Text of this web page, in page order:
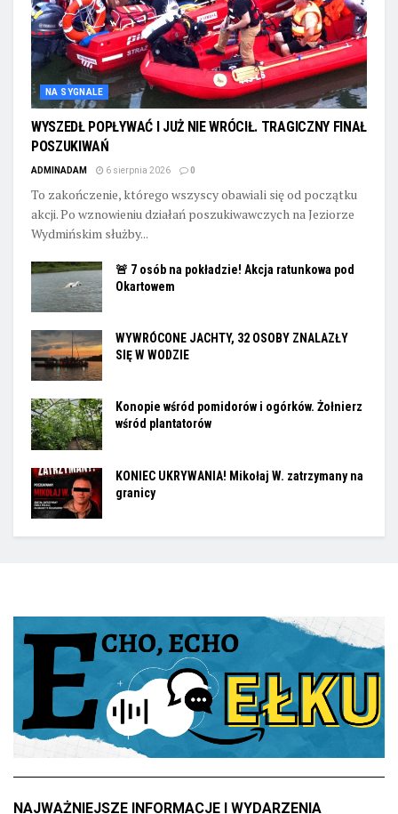
NA SYGNALE
WYSZEDŁ POPŁYWAĆ I JUŻ NIE WRÓCIŁ. TRAGICZNY FINAŁ
POSZUKIWAŃ
ADMINADAM 6 sierpnia 2026 0
To zakończenie, którego wszyscy obawiali się od początku
akcji. Po wznowieniu działań poszukiwawczych na Jeziorze
Wydmińskim służby...
🚨 7 osób na pokładzie! Akcja ratunkowa pod
Okartowem
WYWRÓCONE JACHTY, 32 OSOBY ZNALAZŁY
SIĘ W WODZIE
Konopie wśród pomidorów i ogórków. Żołnierz
wśród plantatorów
KONIEC UKRYWANIA! Mikołaj W. zatrzymany na
granicy
NAJWAŻNIEJSZE INFORMACJE I WYDARZENIA